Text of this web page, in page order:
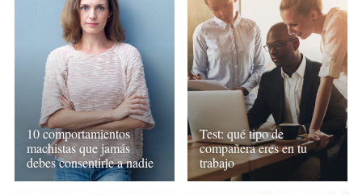
10 comportamientos
machistas que jamás
debes consentirle a nadie
Test: qué tipo de
compañera eres en tu
trabajo